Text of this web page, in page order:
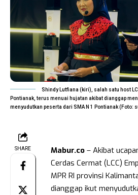
Shindy Lutfiana (kiri), salah satu host
Pontianak, terus menuai hujatan akibat dianggap
menyudutkan peserta dari SMA N 1 Pontianak (Foto:
SHARE Mabur.co – Akibat
Cerdas Cermat (LCC)
MPR RI provinsi
dianggap ikut